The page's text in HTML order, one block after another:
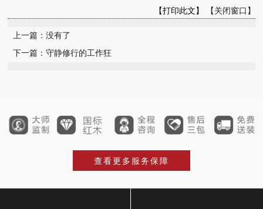
【打印此文】 【关闭窗口】
上一篇：没有了
下一篇：守静修行的工作狂
查看更多服务保障